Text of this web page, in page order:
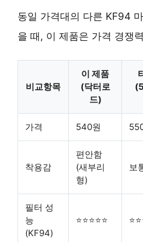
동일 가격대의 다른 KF94
을 때, 이 제품은 가격 경쟁
비교항목
이 제품
(닥터로
드)
가격 540원
착용감
편안함
(새부리
형)
보
필터 성
능
(KF94)
⭐⭐⭐⭐⭐